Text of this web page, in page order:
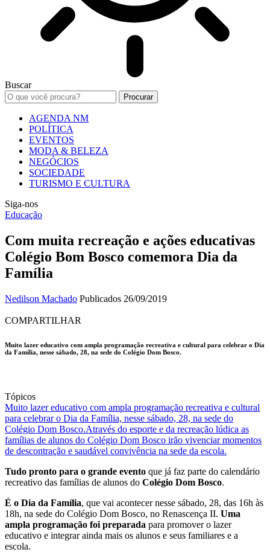
Buscar
AGENDA NM
POLÍTICA
EVENTOS
MODA & BELEZA
NEGÓCIOS
SOCIEDADE
TURISMO E CULTURA
Siga-nos
Educação
Com muita recreação e ações educativas
Colégio Bom Bosco comemora Dia da
Família
Nedilson Machado Publicados 26/09/2019
COMPARTILHAR
Muito lazer educativo com ampla programação recreativa e cultural para celebrar o Dia
da Família, nesse sábado, 28, na sede do Colégio Dom Bosco.
Tópicos
Muito lazer educativo com ampla programação recreativa e cultural
para celebrar o Dia da Família, nesse sábado, 28, na sede do
Colégio Dom Bosco.Através do esporte e da recreação lúdica as
famílias de alunos do Colégio Dom Bosco irão vivenciar momentos
de descontração e saudável convivência na sede da escola.
Tudo pronto para o grande evento que já faz parte do calendário
recreativo das famílias de alunos do Colégio Dom Bosco.
É o Dia da Família, que vai acontecer nesse sábado, 28, das 16h às
18h, na sede do Colégio Dom Bosco, no Renascença II. Uma
ampla programação foi preparada para promover o lazer
educativo e integrar ainda mais os alunos e seus familiares e a
escola.